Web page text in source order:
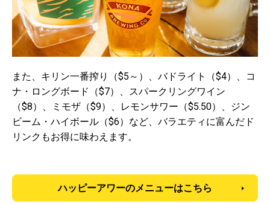
また、キリン一番搾り（$5～）、バドライト（$4）、コ
ナ・ロングボード（$7）、スパークリングワイン
（$8）、ミモザ（$9）、レモンサワー（$5.50）、ジン
ビーム・ハイボール（$6）など、バラエティに富んだド
リンクもお得に味わえます。
ハッピーアワーのメニューはこちら